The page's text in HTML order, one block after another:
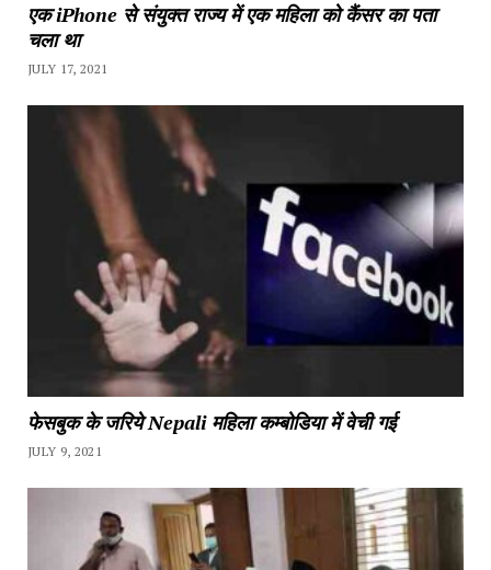
एक iPhone से संयुक्त राज्य में एक महिला को कैंसर का पता
चला था
JULY 17, 2021
फेसबुक के जरिये Nepali महिला कम्बोडिया में वेची गई
JULY 9, 2021